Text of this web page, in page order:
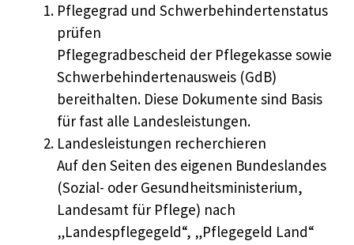
Pflegegrad und Schwerbehindertenstatus
prüfen
Pflegegradbescheid der Pflegekasse sowie
Schwerbehindertenausweis (GdB)
bereithalten. Diese Dokumente sind Basis
für fast alle Landesleistungen.
Landesleistungen recherchieren
Auf den Seiten des eigenen Bundeslandes
(Sozial- oder Gesundheitsministerium,
Landesamt für Pflege) nach
„Landespflegegeld“, „Pflegegeld Land“